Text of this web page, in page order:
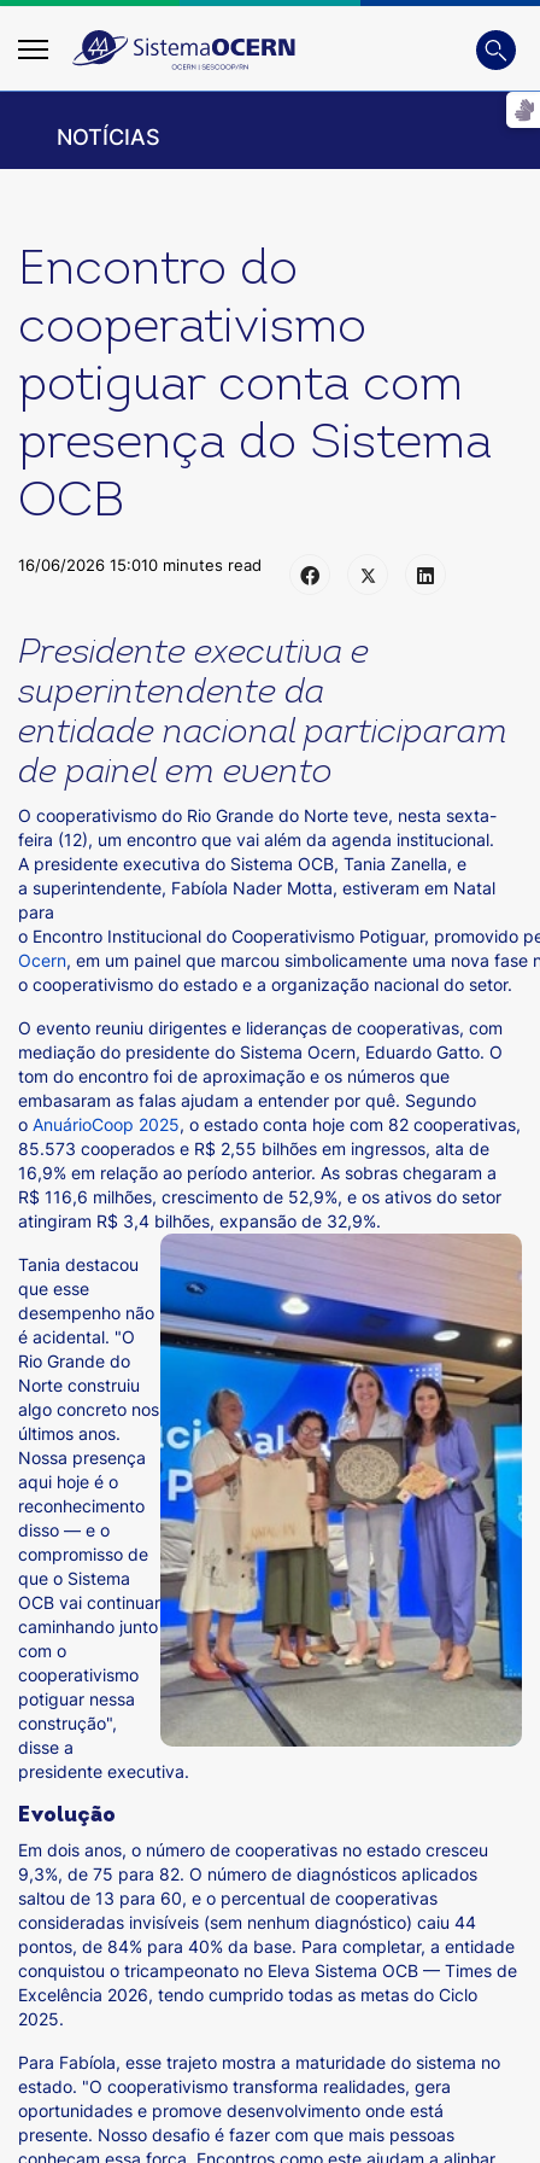
Busca
NOTÍCIAS
Encontro do
cooperativismo
potiguar conta com
presença do Sistema
OCB
16/06/2026 15:010 minutes read
Presidente executiva e
superintendente da
entidade nacional participaram
de painel em evento
O cooperativismo do Rio Grande do Norte teve, nesta sexta-
feira (12), um encontro que vai além da agenda institucional.
A presidente executiva do Sistema OCB, Tania Zanella, e
a superintendente, Fabíola Nader Motta, estiveram em Natal
para
o Encontro Institucional do Cooperativismo Potiguar, promovido
Ocern, em um painel que marcou simbolicamente uma nova fase
o cooperativismo do estado e a organização nacional do setor.
O evento reuniu dirigentes e lideranças de cooperativas, com
mediação do presidente do Sistema Ocern, Eduardo Gatto. O
tom do encontro foi de aproximação e os números que
embasaram as falas ajudam a entender por quê. Segundo
o AnuárioCoop 2025, o estado conta hoje com 82 cooperativas,
85.573 cooperados e R$ 2,55 bilhões em ingressos, alta de
16,9% em relação ao período anterior. As sobras chegaram a
R$ 116,6 milhões, crescimento de 52,9%, e os ativos do setor
atingiram R$ 3,4 bilhões, expansão de 32,9%.
Tania destacou
que esse
desempenho não
é acidental. "O
Rio Grande do
Norte construiu
algo concreto nos
últimos anos.
Nossa presença
aqui hoje é o
reconhecimento
disso — e o
compromisso de
que o Sistema
OCB vai continuar
caminhando junto
com o
cooperativismo
potiguar nessa
construção",
disse a
presidente executiva.
Evolução
Em dois anos, o número de cooperativas no estado cresceu
9,3%, de 75 para 82. O número de diagnósticos aplicados
saltou de 13 para 60, e o percentual de cooperativas
consideradas invisíveis (sem nenhum diagnóstico) caiu 44
pontos, de 84% para 40% da base. Para completar, a entidade
conquistou o tricampeonato no Eleva Sistema OCB — Times de
Excelência 2026, tendo cumprido todas as metas do Ciclo
2025.
Para Fabíola, esse trajeto mostra a maturidade do sistema no
estado. "O cooperativismo transforma realidades, gera
oportunidades e promove desenvolvimento onde está
presente. Nosso desafio é fazer com que mais pessoas
conheçam essa força. Encontros como este ajudam a alinhar